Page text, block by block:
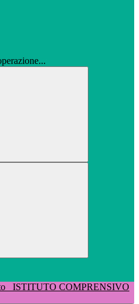
ISTITUTO COMPRENSIVO